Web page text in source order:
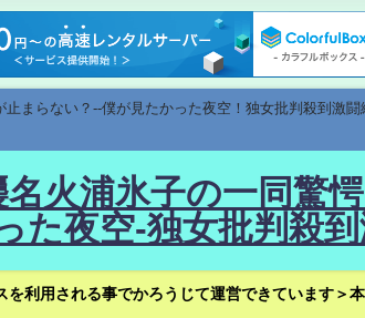
まらない？--僕が見たかった夜空！独女批判殺到激
火浦氷子の一同驚
た夜空-独女批判殺
利用される事でかろうじて運営できています＞